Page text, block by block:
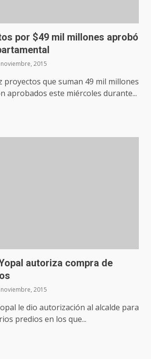
por $49 mil millones aprobó
2015
proyectos que suman 49 mil millones
aprobados este miércoles durante...
autoriza compra de
2015
le dio autorización al alcalde para
predios en los que...